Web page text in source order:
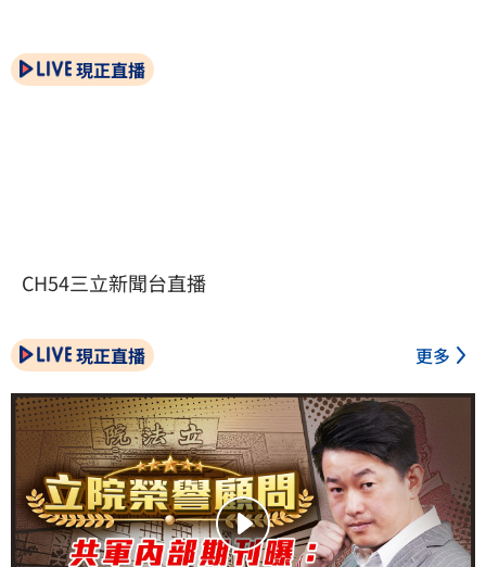
現正直播
CH54三立新聞台直播
現正直播 更多